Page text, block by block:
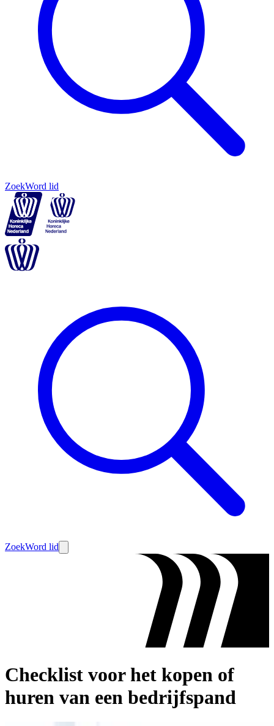
ZoekWord lid
ZoekWord lid
Checklist voor het kopen of
huren van een bedrijfspand